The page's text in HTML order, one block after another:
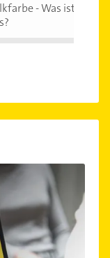
- Was ist